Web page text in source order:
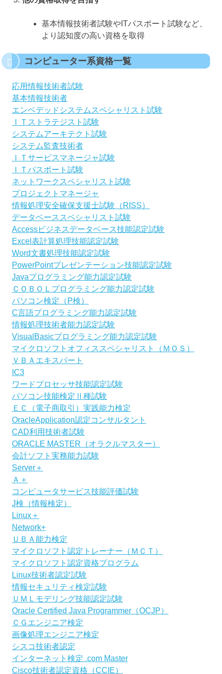
基本情報技術者試験やITパスポート試験など、
より認知度の高い資格を取得
コンピューター系資格一覧
応用情報技術者試験
基本情報技術者
エンベデッドシステムスペシャリスト試験
ＩＴストラテジスト試験
システムアーキテクト試験
システム監査技術者
ＩＴサービスマネージャ試験
ＩＴパスポート試験
ネットワークスペシャリスト試験
プロジェクトマネージャ
情報処理安全確保支援士試験（RISS）
データベーススペシャリスト試験
Accessビジネスデータベース技能認定試験
Excel表計算処理技能認定試験
Word文書処理技能認定試験
PowerPointプレゼンテーション技能認定試験
Javaプログラミング能力認定試験
ＣＯＢＯＬプログラミング能力認定試験
パソコン検定（P検）
C言語プログラミング能力認定試験
情報処理技術者能力認定試験
VisualBasicプログラミング能力認定試験
マイクロソフトオフィススペシャリスト（ＭＯＳ）
ＶＢＡエキスパート
IC3
ワードプロセッサ技能認定試験
パソコン技能検定Ⅱ種試験
ＥＣ（電子商取引）実践能力検定
OracleApplication認定コンサルタント
CAD利用技術者試験
ORACLE MASTER（オラクルマスター）
会計ソフト実務能力試験
Server＋
Ａ＋
コンピュータサービス技能評価試験
J検（情報検定）
Linux＋
Network+
ＵＢＡ能力検定
マイクロソフト認定トレーナー（ＭＣＴ）
マイクロソフト認定資格プログラム
Linux技術者認定試験
情報セキュリティ検定試験
ＵＭＬモデリング技能認定試験
Oracle Certified Java Programmer（OCJP）
ＣＧエンジニア検定
画像処理エンジニア検定
シスコ技術者認定
インターネット検定 .com Master
Cisco技術者認定資格（CCIE）